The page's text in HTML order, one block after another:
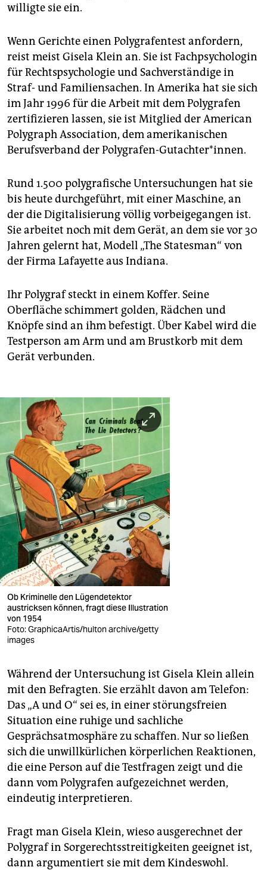
willigte sie ein.
Wenn Gerichte einen Polygrafentest anfordern,
reist meist Gisela Klein an. Sie ist Fachpsychologin
für Rechtspsychologie und Sachverständige in
Straf- und Familiensachen. In Amerika hat sie sich
im Jahr 1996 für die Arbeit mit dem Polygrafen
zertifizieren lassen, sie ist Mitglied der American
Polygraph Association, dem amerikanischen
Berufsverband der Polygrafen-Gutachter*innen.
Rund 1.500 polygrafische Untersuchungen hat sie
bis heute durchgeführt, mit einer Maschine, an
der die Digitalisierung völlig vorbeigegangen ist.
Sie arbeitet noch mit dem Gerät, an dem sie vor 30
Jahren gelernt hat, Modell „The Statesman“ von
der Firma Lafayette aus Indiana.
Ihr Polygraf steckt in einem Koffer. Seine
Oberfläche schimmert golden, Rädchen und
Knöpfe sind an ihm befestigt. Über Kabel wird die
Testperson am Arm und am Brustkorb mit dem
Gerät verbunden.
Ob Kriminelle den Lügendetektor
austricksen können, fragt diese Illustration
von 1954
Foto: GraphicaArtis/hulton archive/getty
images
Während der Untersuchung ist Gisela Klein allein
mit den Befragten. Sie erzählt davon am Telefon:
Das „A und O“ sei es, in einer störungsfreien
Situation eine ruhige und sachliche
Gesprächsatmosphäre zu schaffen. Nur so ließen
sich die unwillkürlichen körperlichen Reaktionen,
die eine Person auf die Testfragen zeigt und die
dann vom Polygrafen aufgezeichnet werden,
eindeutig interpretieren.
Fragt man Gisela Klein, wieso ausgerechnet der
Polygraf in Sorgerechtsstreitigkeiten geeignet ist,
dann argumentiert sie mit dem Kindeswohl.